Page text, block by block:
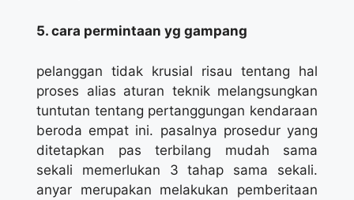
5. cara permintaan yg gampang
pelanggan tidak krusial risau tentang hal
proses alias aturan teknik melangsungkan
tuntutan tentang pertanggungan kendaraan
beroda empat ini. pasalnya prosedur yang
ditetapkan pas terbilang mudah sama
sekali memerlukan 3 tahap sama sekali.
anyar merupakan melakukan pemberitaan